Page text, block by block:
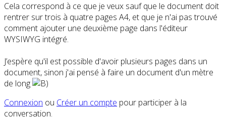
Cela correspond à ce que je veux sauf que le document doit
rentrer sur trois à quatre pages A4, et que je n'ai pas trouvé
comment ajouter une deuxième page dans l'éditeur
WYSIWYG intégré.
J’espère qu'il est possible d'avoir plusieurs pages dans un
document, sinon j'ai pensé à faire un document d'un mètre
de long
Connexion ou Créer un compte pour participer à la
conversation.